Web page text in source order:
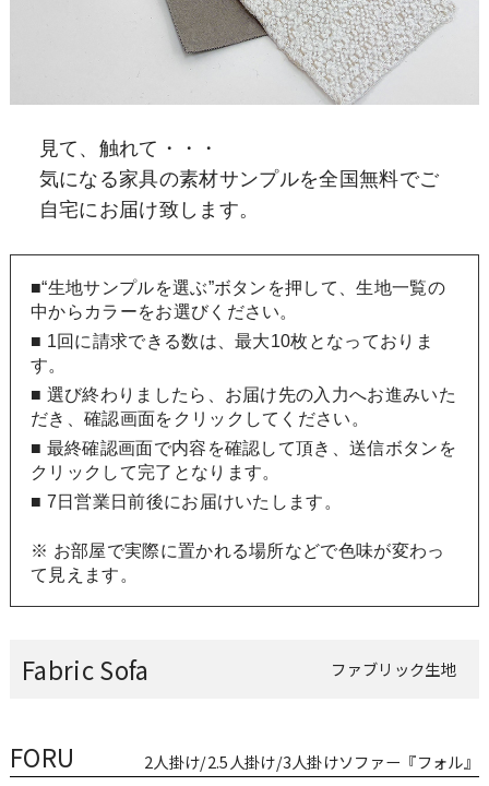
見て、触れて・・・
気になる家具の素材サンプルを全国無料でご
自宅にお届け致します。
■“生地サンプルを選ぶ”ボタンを押して、生地一覧の
中からカラーをお選びください。
■ 1回に請求できる数は、最大10枚となっておりま
す。
■ 選び終わりましたら、お届け先の入力へお進みいた
だき、確認画面をクリックしてください。
■ 最終確認画面で内容を確認して頂き、送信ボタンを
クリックして完了となります。
■ 7日営業日前後にお届けいたします。
※ お部屋で実際に置かれる場所などで色味が変わっ
て見えます。
Fabric Sofa ファブリック生地
FORU 2人掛け/2.5人掛け/3人掛けソファー『フォル』